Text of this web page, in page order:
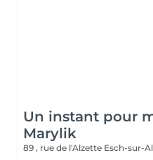
Un instant pour
Marylik
89 , rue de l'Alzette Esch-sur-